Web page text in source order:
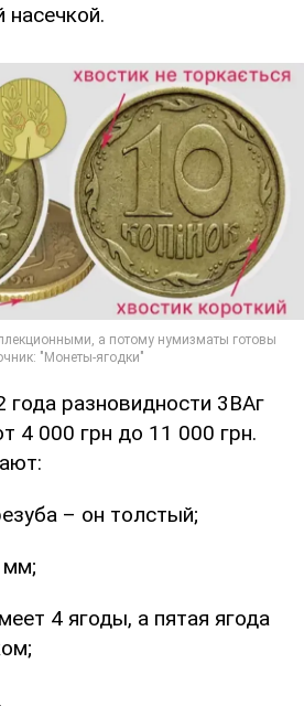
насечкой.
года разновидности 3ВАг
4 000 грн до 11 000 грн.
– он толстый;
мм;
4 ягоды, а пятая ягода